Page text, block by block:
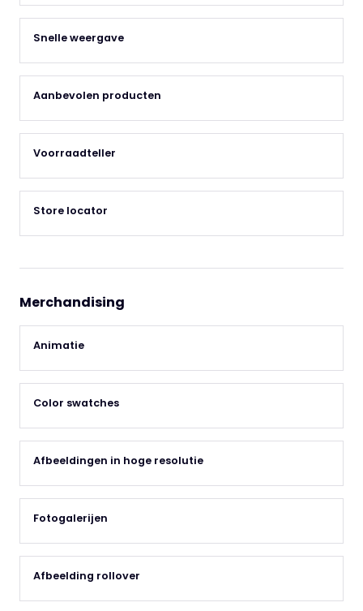
Snelle weergave
Aanbevolen producten
Voorraadteller
Store locator
Merchandising
Animatie
Color swatches
Afbeeldingen in hoge resolutie
Fotogalerijen
Afbeelding rollover